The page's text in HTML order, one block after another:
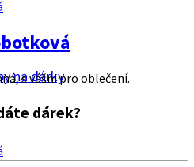
na dárky
dárek?
s vášni pro oblečení.